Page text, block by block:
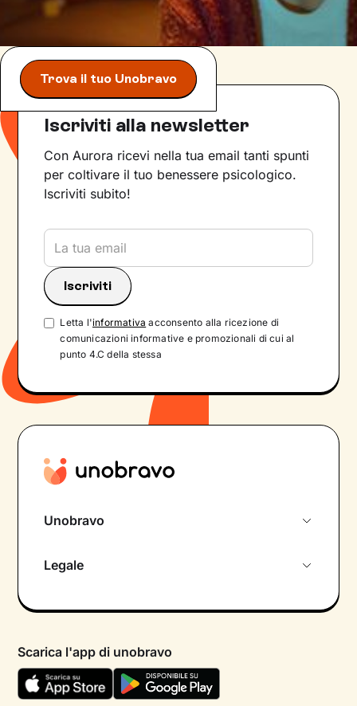
Trova il tuo Unobravo
Iscriviti alla newsletter
Con Aurora ricevi nella tua email tanti spunti
per coltivare il tuo benessere psicologico.
Iscriviti subito!
Letta l'informativa acconsento alla ricezione di
comunicazioni informative e promozionali di cui al
punto 4.C della stessa
Unobravo
Psicologo in chat
Aiuto urgente
FAQ
Legale
Termini e condizioni
Informativa Privacy
Scarica l'app di unobravo